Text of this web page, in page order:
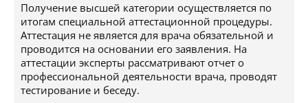
Получение высшей категории осуществляется по
итогам специальной аттестационной процедуры.
Аттестация не является для врача обязательной и
проводится на основании его заявления. На
аттестации эксперты рассматривают отчет о
профессиональной деятельности врача, проводят
тестирование и беседу.